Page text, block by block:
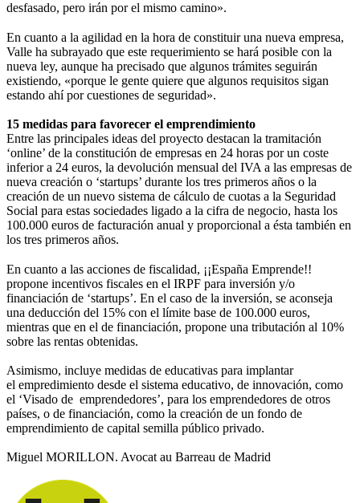
desfasado, pero irán por el mismo camino».
En cuanto a la agilidad en la hora de constituir una nueva empresa,
Valle ha subrayado que este requerimiento se hará posible con la
nueva ley, aunque ha precisado que algunos trámites seguirán
existiendo, «porque le gente quiere que algunos requisitos sigan
estando ahí por cuestiones de seguridad».
15 medidas para favorecer el emprendimiento
Entre las principales ideas del proyecto destacan la tramitación
‘online’ de la constitución de empresas en 24 horas por un coste
inferior a 24 euros, la devolución mensual del IVA a las empresas de
nueva creación o ‘startups’ durante los tres primeros años o la
creación de un nuevo sistema de cálculo de cuotas a la Seguridad
Social para estas sociedades ligado a la cifra de negocio, hasta los
100.000 euros de facturación anual y proporcional a ésta también en
los tres primeros años.
En cuanto a las acciones de fiscalidad, ¡¡España Emprende!!
propone incentivos fiscales en el IRPF para inversión y/o
financiación de ‘startups’. En el caso de la inversión, se aconseja
una deducción del 15% con el límite base de 100.000 euros,
mientras que en el de financiación, propone una tributación al 10%
sobre las rentas obtenidas.
Asimismo, incluye medidas de educativas para implantar
el empredimiento desde el sistema educativo, de innovación, como
el ‘Visado de emprendedores’, para los emprendedores de otros
países, o de financiación, como la creación de un fondo de
emprendimiento de capital semilla público privado.
Miguel MORILLON. Avocat au Barreau de Madrid